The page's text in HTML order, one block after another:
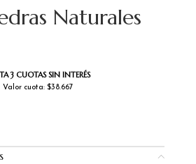
Naturales
3 CUOTAS SIN INTERÉS
Valor cuota: $38.667